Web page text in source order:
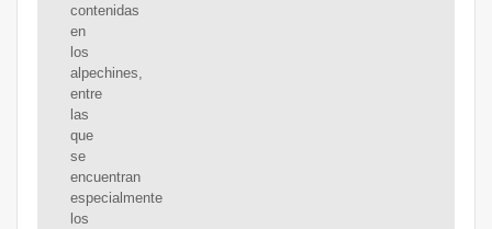
contenidas
en
los
alpechines,
entre
las
que
se
encuentran
especialmente
los